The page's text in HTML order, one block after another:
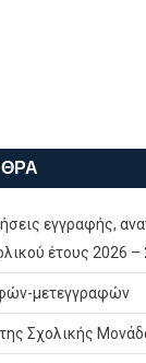
εγγραφής,
έτους 2026 –
μετεγγραφών
Σχολικής